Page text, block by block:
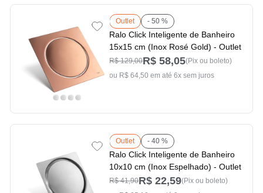
Outlet - 50 %
Ralo Click Inteligente de Banheiro
15x15 cm (Inox Rosé Gold) - Outlet
R$ 129,00R$ 58,05(Pix ou boleto)
ou R$ 64,50 em até 6x sem juros
Outlet - 40 %
Ralo Click Inteligente de Banheiro
10x10 cm (Inox Espelhado) - Outlet
R$ 41,90R$ 22,59(Pix ou boleto)